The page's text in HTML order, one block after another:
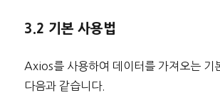
3.2 기본 사용법
Axios를 사용하여 데이터를 가져오는 기
다음과 같습니다.